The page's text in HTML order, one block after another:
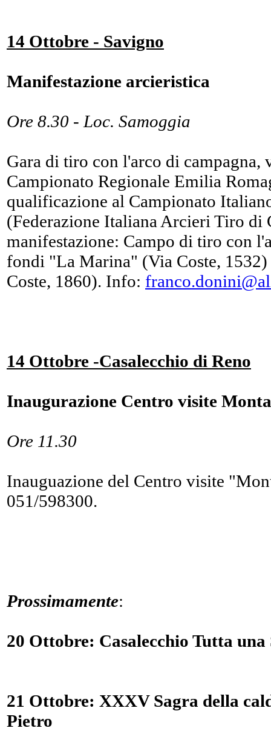
14 Ottobre - Savigno
Manifestazione arcieristica
Ore 8.30 - Loc. Samoggia
Gara di tiro con l'arco di campagna,
Campionato Regionale Emilia
qualificazione al Campionato
(Federazione Italiana Arcieri Tiro di
manifestazione: Campo di tiro con
fondi "La Marina" (Via Coste,
Coste, 1860). Info:
14 Ottobre -Casalecchio di Reno
Inaugurazione Centro visite
Ore 11.30
Inauguazione del Centro visite
051/598300.
Prossimamente:
20 Ottobre: Casalecchio Tutta una
21 Ottobre: XXXV Sagra della
Pietro